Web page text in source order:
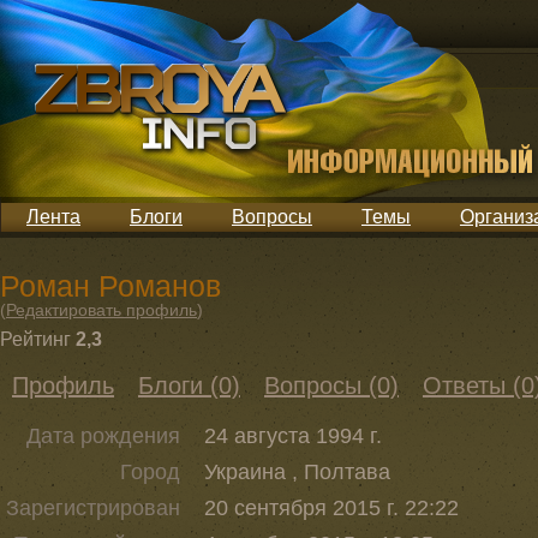
Лента Блоги Вопросы Темы
Роман Романов
(Редактировать профиль)
Рейтинг 2,3
Профиль Блоги (0) Вопросы (0) Ответы
Дата рождения
24 августа 1994 г.
Город
Украина , Полтава
Зарегистрирован
20 сентября 2015 г. 22:22